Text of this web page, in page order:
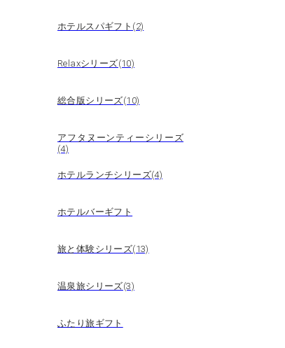
ホテルスパギフト(2)
Relaxシリーズ(10)
総合版シリーズ(10)
アフタヌーンティーシリーズ
(4)
ホテルランチシリーズ(4)
ホテルバーギフト
旅と体験シリーズ(13)
温泉旅シリーズ(3)
ふたり旅ギフト